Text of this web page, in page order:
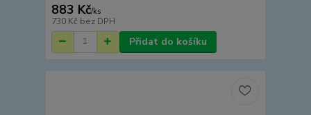
883 Kč/ks
730 Kč bez DPH
Přidat do košíku